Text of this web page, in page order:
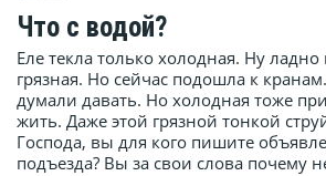
Что с водой?
Еле текла только холодная. Ну
грязная. Но сейчас подошла к
думали давать. Но холодная тоже
жить. Даже этой грязной тонкой
Господа, вы для кого пишите
подъезда? Вы за свои слова почему